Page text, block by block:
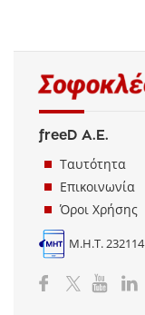
freeD Α.Ε.
Ταυτότητα
Επικοινωνία
Όροι Χρήσης
Μ.Η.Τ. 232114